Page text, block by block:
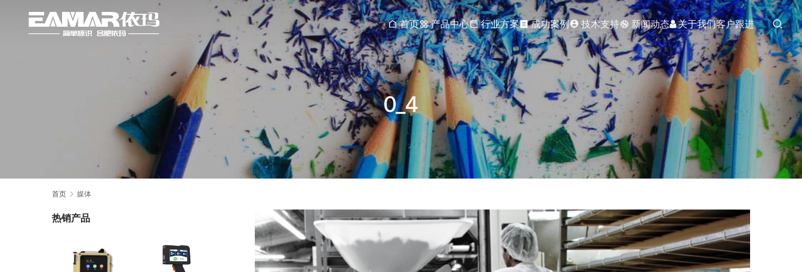
首页 产品中心 行业方案 成功案例 技术支持 新闻动态 关于我们客户跟进
0_4
首页 媒体
热销产品